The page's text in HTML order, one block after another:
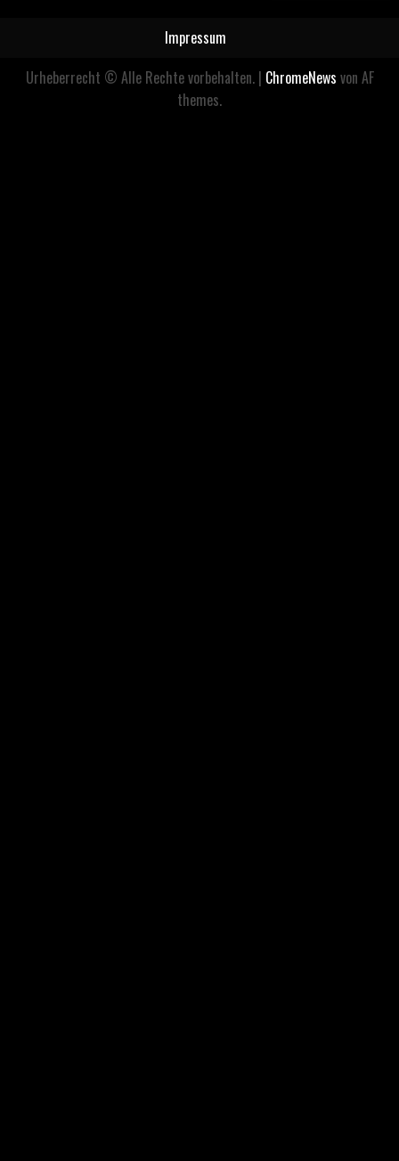
Impressum
Urheberrecht © Alle Rechte vorbehalten. | ChromeNews von AF
themes.